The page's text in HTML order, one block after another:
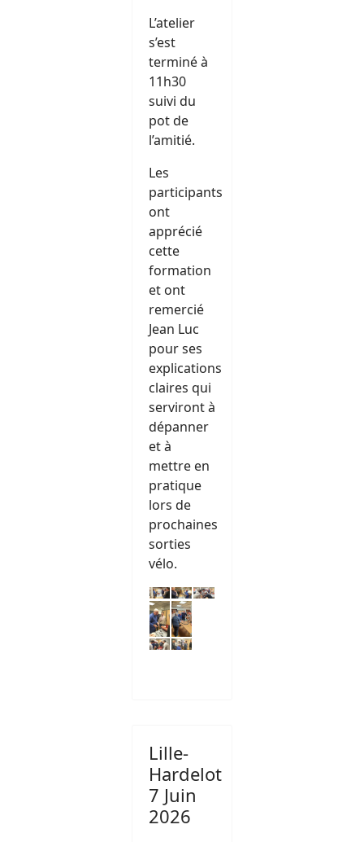
L’atelier
s’est
terminé à
11h30
suivi du
pot de
l’amitié.
Les
participants
ont
apprécié
cette
formation
et ont
remercié
Jean Luc
pour ses
explications
claires qui
serviront à
dépanner
et à
mettre en
pratique
lors de
prochaines
sorties
vélo.
Lille-
Hardelot
7 Juin
2026